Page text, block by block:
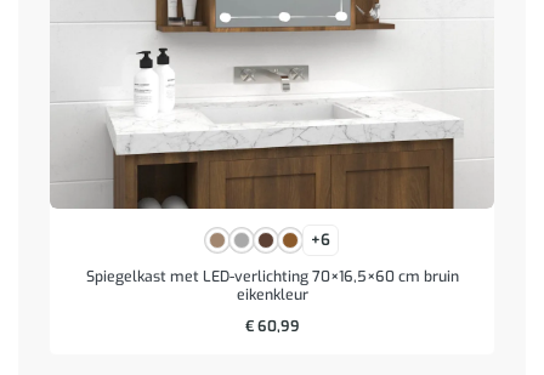
+6
Spiegelkast met LED-verlichting 70×16,5×60 cm bruin
eikenkleur
€60,99